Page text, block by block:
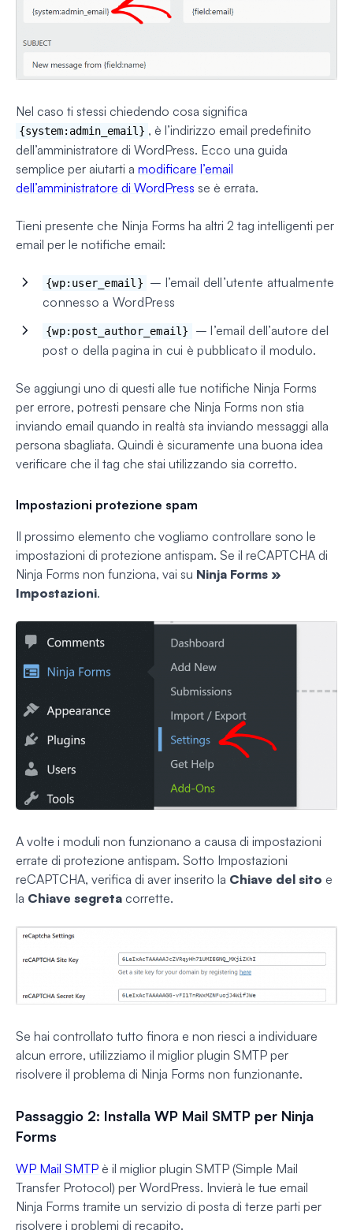
Nel caso ti stessi chiedendo cosa significa
{system:admin_email} , è l’indirizzo email predefinito
dell’amministratore di WordPress. Ecco una guida
semplice per aiutarti a modificare l’email
dell’amministratore di WordPress se è errata.
Tieni presente che Ninja Forms ha altri 2 tag intelligenti per
email per le notifiche email:
{wp:user_email}
– l’email dell’utente attualmente
connesso a WordPress
{wp:post_author_email}
– l’email dell’autore del
post o della pagina in cui è pubblicato il modulo.
Se aggiungi uno di questi alle tue notifiche Ninja Forms
per errore, potresti pensare che Ninja Forms non stia
inviando email quando in realtà sta inviando messaggi alla
persona sbagliata. Quindi è sicuramente una buona idea
verificare che il tag che stai utilizzando sia corretto.
Impostazioni protezione spam
Il prossimo elemento che vogliamo controllare sono le
impostazioni di protezione antispam. Se il reCAPTCHA di
Ninja Forms non funziona, vai su Ninja Forms »
Impostazioni.
A volte i moduli non funzionano a causa di impostazioni
errate di protezione antispam. Sotto Impostazioni
reCAPTCHA, verifica di aver inserito la Chiave del sito e
la Chiave segreta corrette.
Se hai controllato tutto finora e non riesci a individuare
alcun errore, utilizziamo il miglior plugin SMTP per
risolvere il problema di Ninja Forms non funzionante.
Passaggio 2: Installa WP Mail SMTP per Ninja
Forms
WP Mail SMTP è il miglior plugin SMTP (Simple Mail
Transfer Protocol) per WordPress. Invierà le tue email
Ninja Forms tramite un servizio di posta di terze parti per
risolvere i problemi di recapito.